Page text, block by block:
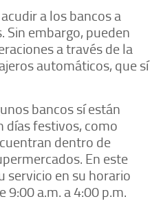
a los bancos a
Sin embargo, pueden
a través de la
automáticos, que sí
bancos sí están
días festivos, como
dentro de
En este
servicio en su horario
9:00 a.m. a 4:00 p.m.